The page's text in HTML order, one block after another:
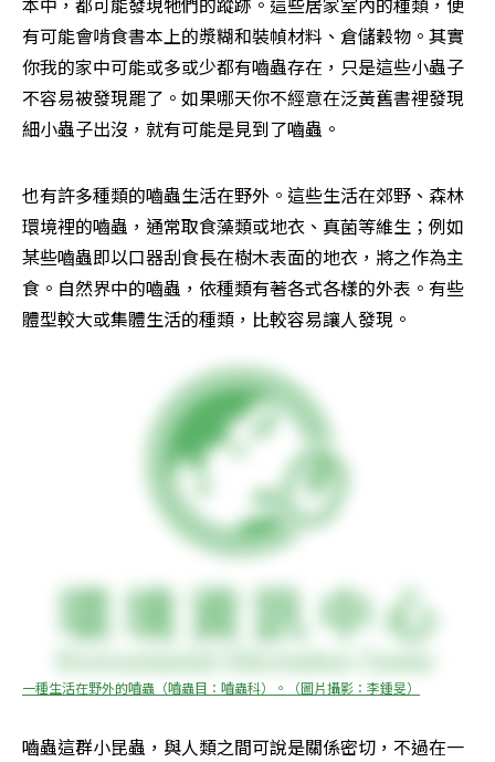
有可能會啃食書本上的漿糊和裝幀材料、倉儲穀物。其實
你我的家中可能或多或少都有嚙蟲存在，只是這些小蟲子
不容易被發現罷了。如果哪天你不經意在泛黃舊書裡發現
細小蟲子出沒，就有可能是見到了嚙蟲。
也有許多種類的嚙蟲生活在野外。這些生活在郊野、森林
環境裡的嚙蟲，通常取食藻類或地衣、真菌等維生；例如
某些嚙蟲即以口器刮食長在樹木表面的地衣，將之作為主
食。自然界中的嚙蟲，依種類有著各式各樣的外表。有些
體型較大或集體生活的種類，比較容易讓人發現。
一種生活在野外的嚙蟲（嚙蟲目：嚙蟲科）。（圖片攝影：李鍾旻）
嚙蟲這群小昆蟲，與人類之間可說是關係密切，不過在一